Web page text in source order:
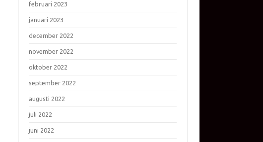
februari 2023
januari 2023
december 2022
november 2022
oktober 2022
september 2022
augusti 2022
juli 2022
juni 2022